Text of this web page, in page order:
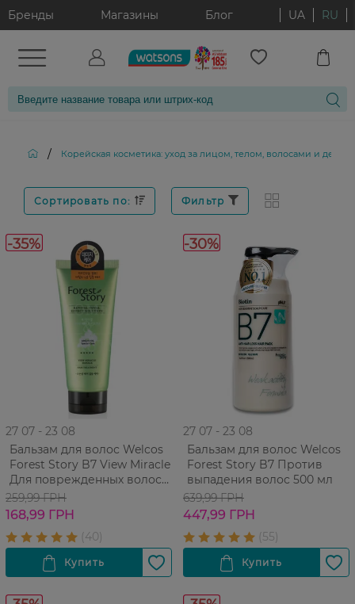
Бренды Магазины Блог UA RU
/ Корейская косметика: уход за лицом, телом, волосами и
Сортировать по: Фильтр
-35%
27 07 - 23 08
Бальзам для волос Welcos
Forest Story B7 View Miracle
Для поврежденных волос
200 мл
259,99 ГРН
168,99 ГРН
-30%
27 07 - 23 08
Бальзам для волос Welcos
Forest Story B7 Против
выпадения волос 500 мл
639,99 ГРН
447,99 ГРН